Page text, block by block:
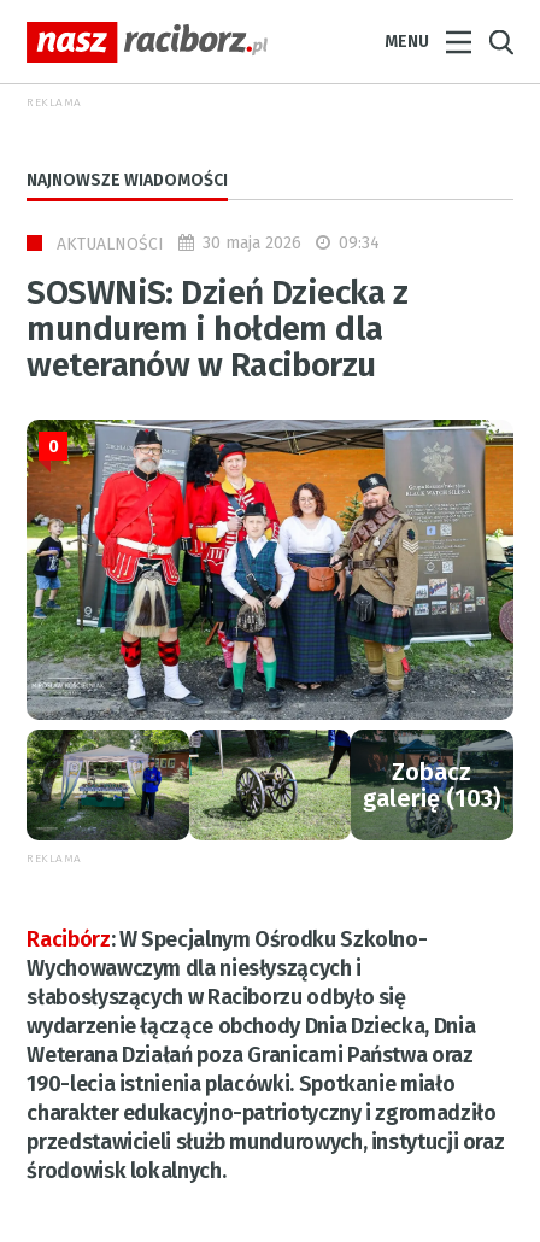
MENU
REKLAMA
NAJNOWSZE WIADOMOŚCI
AKTUALNOŚCI 30 maja 2026 09:34
SOSWNiS: Dzień Dziecka z
mundurem i hołdem dla
weteranów w Raciborzu
0
Zobacz
galerię (103)
REKLAMA
Racibórz:W Specjalnym Ośrodku Szkolno-
Wychowawczym dla niesłyszących i
słabosłyszących w Raciborzu odbyło się
wydarzenie łączące obchody Dnia Dziecka, Dnia
Weterana Działań poza Granicami Państwa oraz
190-lecia istnienia placówki. Spotkanie miało
charakter edukacyjno-patriotyczny i zgromadziło
przedstawicieli służb mundurowych, instytucji oraz
środowisk lokalnych.